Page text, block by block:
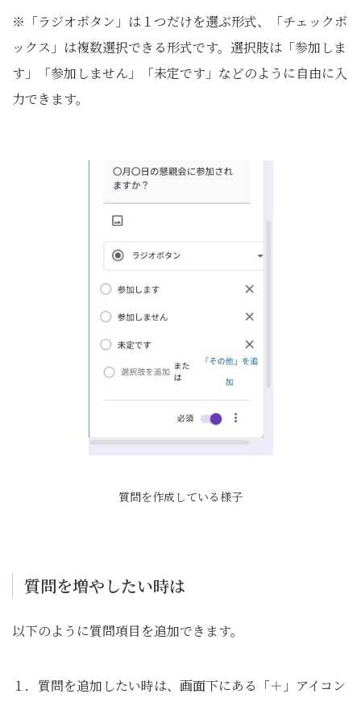
※「ラジオボタン」は１つだけを選ぶ形式、「チェックボ
ックス」は複数選択できる形式です。選択肢は「参加しま
す」「参加しません」「未定です」などのように自由に入
力できます。
質問を作成している様子
質問を増やしたい時は
以下のように質問項目を追加できます。
１．質問を追加したい時は、画面下にある「＋」アイコン